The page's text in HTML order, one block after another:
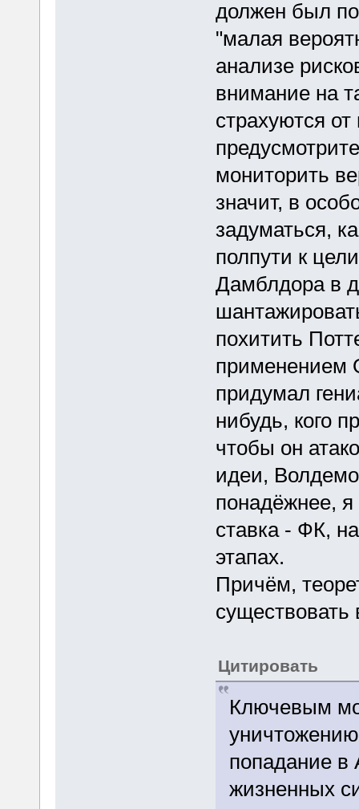
должен был
"малая
анализе
внимание на
страхуются
мониторить
значит, в
задуматься,
полпути к
Дамблдора в
похитить
применением
придумал
нибудь, кого
чтобы он
идеи,
понадёжнее, я
ставка - ФК,
этапах.
Причём,
Цитировать
Ключевым
попадание в
жизненных